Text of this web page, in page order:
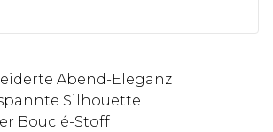
Abend-Eleganz
Silhouette
Bouclé-Stoff